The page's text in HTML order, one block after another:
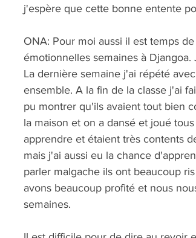
j'espère que cette bonne entente
ONA: Pour moi aussi il est temps
émotionnelles semaines à
La dernière semaine j'ai répété
ensemble. A la fin de la classe j'ai
pu montrer qu'ils avaient tout bien
la maison et on a dansé et joué
apprendre et étaient très contents
mais j'ai aussi eu la chance
parler malgache ils ont beaucoup
avons beaucoup profité et nous
semaines.